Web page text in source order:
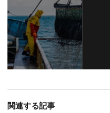
関連する記事